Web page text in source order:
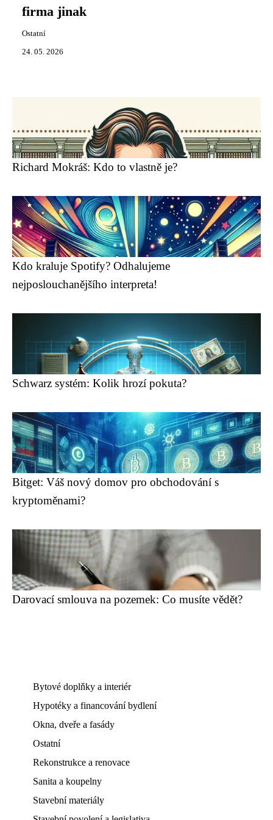
firma jinak
Ostatní
24. 05. 2026
Richard Mokráš: Kdo to vlastně je?
Kdo kraluje Spotify? Odhalujeme
nejposlouchanějšího interpreta!
Schwarz systém: Kolik hrozí pokuta?
Bitget: Váš nový domov pro obchodování s
kryptoměnami?
Darovací smlouva na pozemek: Co musíte vědět?
Bytové doplňky a interiér
Hypotéky a financování bydlení
Okna, dveře a fasády
Ostatní
Rekonstrukce a renovace
Sanita a koupelny
Stavební materiály